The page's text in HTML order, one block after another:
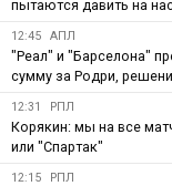
пытаются давить на
12:45 АПЛ
"Реал" и "Барселона"
сумму за Родри,
12:31 РПЛ
Корякин: мы на все
или "Спартак"
12:15 РПЛ